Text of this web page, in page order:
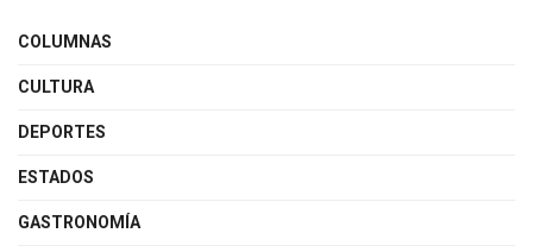
COLUMNAS
CULTURA
DEPORTES
ESTADOS
GASTRONOMÍA